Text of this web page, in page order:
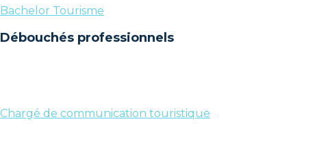
Bachelor Tourisme
Débouchés professionnels
Chargé de communication touristique